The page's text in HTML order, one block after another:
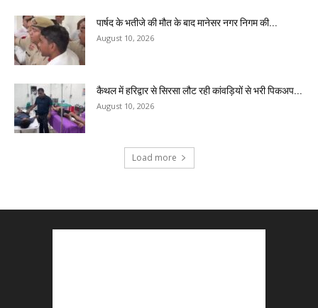
पार्षद के भतीजे की मौत के बाद मानेसर नगर निगम की...
August 10, 2026
कैथल में हरिद्वार से सिरसा लौट रही कांवड़ियों से भरी पिकअप...
August 10, 2026
Load more